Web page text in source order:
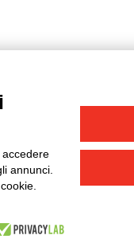
annunci.